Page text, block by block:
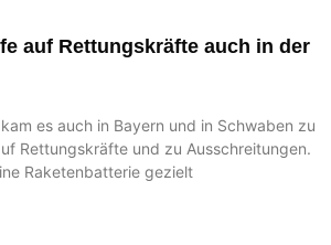
auf Rettungskräfte auch in der
es auch in Bayern und in Schwaben zu
Rettungskräfte und zu Ausschreitungen.
Raketenbatterie gezielt